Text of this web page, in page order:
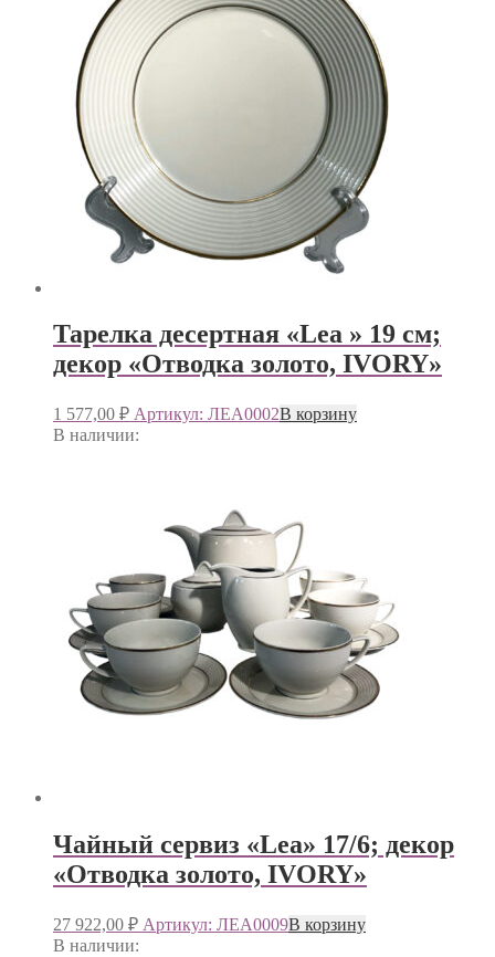
Тарелка десертная «Lea » 19 см;
декор «Отводка золото, IVORY»
1 577,00 ₽ Артикул: ЛЕА0002В корзину
В наличии:
Чайный сервиз «Lea» 17/6; декор
«Отводка золото, IVORY»
27 922,00 ₽ Артикул: ЛЕА0009В корзину
В наличии: